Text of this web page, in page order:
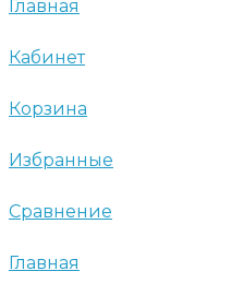
Главная
Кабинет
Корзина
Избранные
Сравнение
Главная